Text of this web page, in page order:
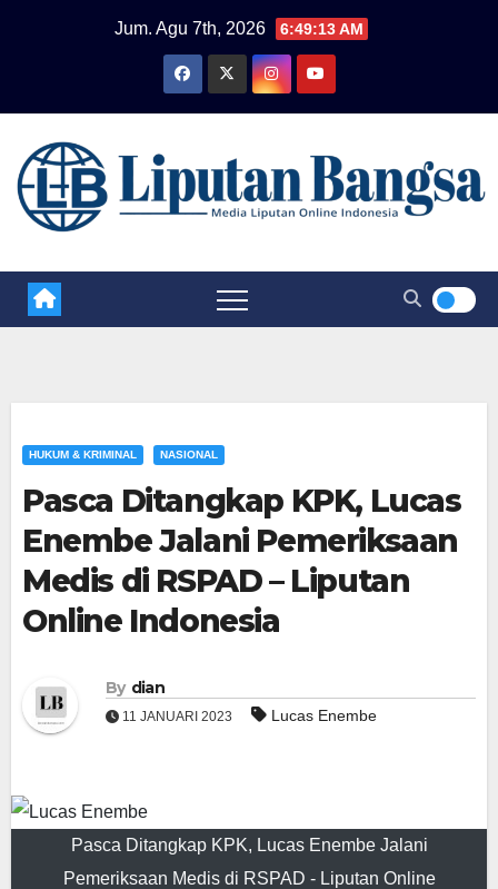
Jum. Agu 7th, 2026 6:49:13 AM
HUKUM & KRIMINAL NASIONAL
Pasca Ditangkap KPK, Lucas
Enembe Jalani Pemeriksaan
Medis di RSPAD – Liputan
Online Indonesia
By dian
11 JANUARI 2023 Lucas Enembe
Pasca Ditangkap KPK, Lucas Enembe Jalani
Pemeriksaan Medis di RSPAD - Liputan Online